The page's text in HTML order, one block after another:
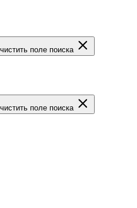
поле поиска
поле поиска